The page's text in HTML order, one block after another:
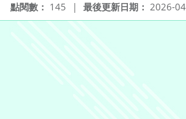
最後更新日期： 2026-
點閱數： 145 |